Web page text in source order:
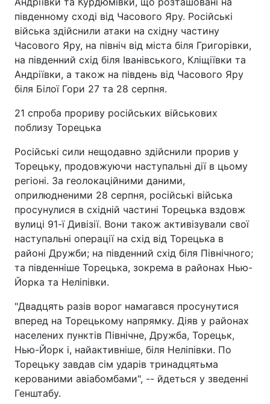
південному сході від Часового Яру. Російські
війська здійснили атаки на східну частину
Часового Яру, на північ від міста біля Григорівки,
на південний схід біля Іванівського, Кліщіївки та
Андріївки, а також на південь від Часового Яру
біля Білої Гори 27 та 28 серпня.
21 спроба прориву російських військових
поблизу Торецька
Російські сили нещодавно здійснили прорив у
Торецьку, продовжуючи наступальні дії в цьому
регіоні. За геолокаційними даними,
оприлюдненими 28 серпня, російські війська
просунулися в східній частині Торецька вздовж
вулиці 91-ї Дивізії. Вони також активізували свої
наступальні операції на схід від Торецька в
районі Дружби; на південний схід біля Північного;
та південніше Торецька, зокрема в районах Нью-
Йорка та Неліпівки.
"Двадцять разів ворог намагався просунутися
вперед на Торецькому напрямку. Діяв у районах
населених пунктів Північне, Дружба, Торецьк,
Нью-Йорк і, найактивніше, біля Неліпівки. По
Торецьку завдав сім ударів тринадцятьма
керованими авіабомбами", -- йдеться у зведенні
Генштабу.